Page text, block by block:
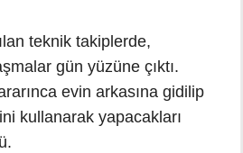
teknik takiplerde,
gün yüzüne çıktı.
evin arkasına gidilip
kullanarak yapacakları